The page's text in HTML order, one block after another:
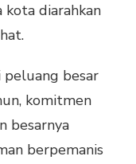
diarahkan
peluang besar
komitmen
besarnya
berpemanis